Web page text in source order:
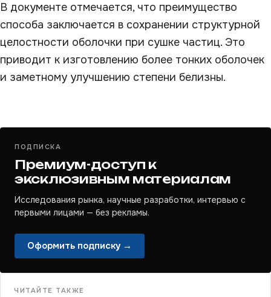
В документе отмечается, что преимущество
способа заключается в сохранении структурной
целостности оболочки при сушке частиц. Это
приводит к изготовлению более тонких оболочек
и заметному улучшению степени белизны.
ПОДПИСКА
Премиум-доступ к
эксклюзивным материалам
Исследования рынка, научные разработки, интервью с
первыми лицами — без рекламы.
Оформить подписку →
ЧИТАЙТЕ ТАКЖЕ